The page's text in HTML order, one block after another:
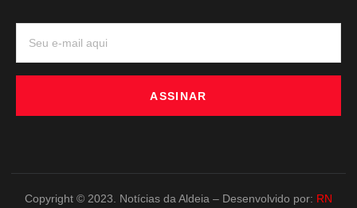
ASSINAR
Copyright © 2023. Notícias da Aldeia – Desenvolvido por: RN